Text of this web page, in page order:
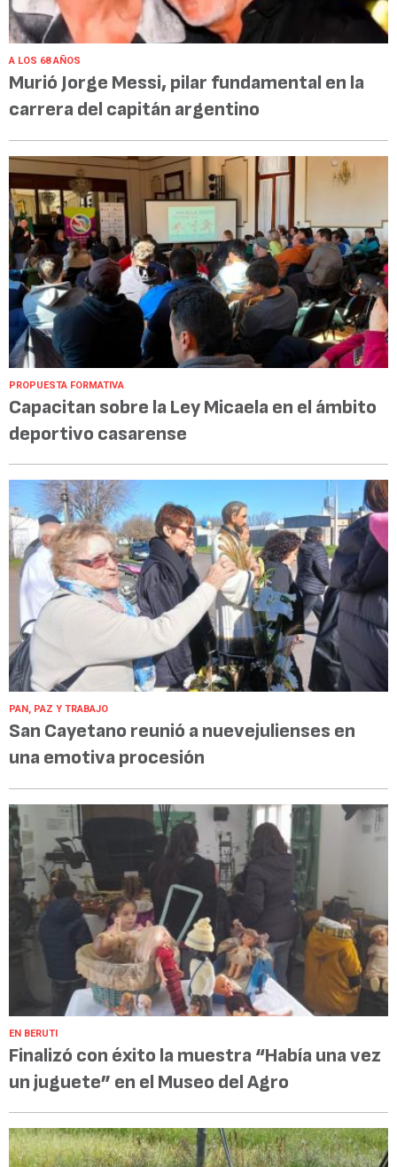
A LOS 68 AÑOS
Murió Jorge Messi, pilar fundamental en la
carrera del capitán argentino
PROPUESTA FORMATIVA
Capacitan sobre la Ley Micaela en el ámbito
deportivo casarense
PAN, PAZ Y TRABAJO
San Cayetano reunió a nuevejulienses en
una emotiva procesión
EN BERUTI
Finalizó con éxito la muestra “Había una vez
un juguete” en el Museo del Agro